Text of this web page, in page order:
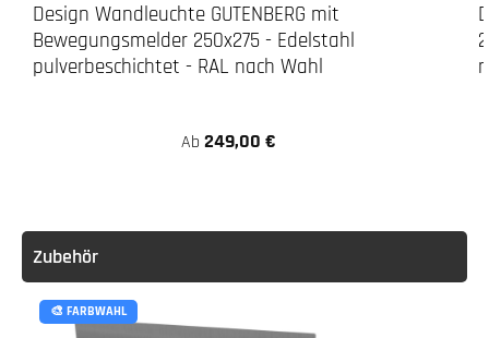
Design Wandleuchte GUTENBERG mit
Bewegungsmelder 250x275 - Edelstahl
pulverbeschichtet - RAL nach Wahl
Ab 249,00 €
Zubehör
🎨 FARBWAHL